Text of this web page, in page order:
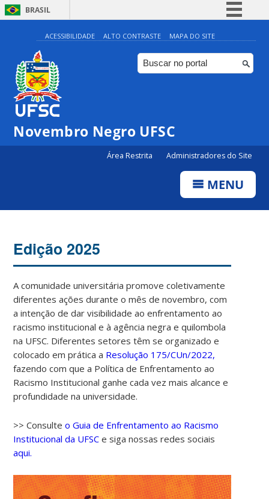
BRASIL
Simplifique!
Comunica BR
Participe
ACESSIBILIDADE ALTO CONTRASTE MAPA DO SITE
Novembro Negro UFSC
Área Restrita Administradores do Site
MENU
Edição 2025
A comunidade universitária promove coletivamente
diferentes ações durante o mês de novembro, com
a intenção de dar visibilidade ao enfrentamento ao
racismo institucional e à agência negra e quilombola
na UFSC. Diferentes setores têm se organizado e
colocado em prática a Resolução 175/CUn/2022,
fazendo com que a Política de Enfrentamento ao
Racismo Institucional ganhe cada vez mais alcance e
profundidade na universidade.
>> Consulteo Guia de Enfrentamento ao Racismo
Institucional da UFSC e siga nossas redes sociais
aqui.